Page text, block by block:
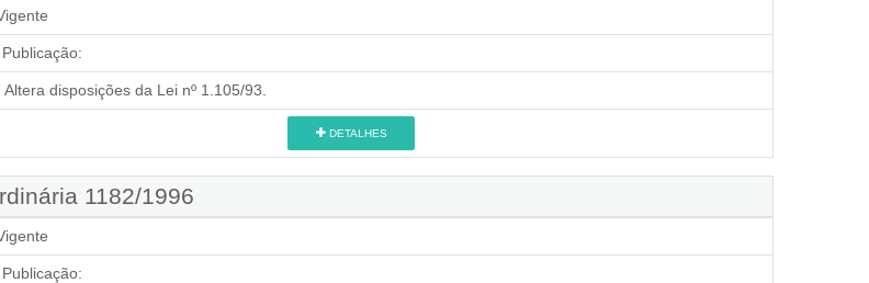
Altera disposições da Lei nº 1.105/93.
DETALHES
1182/1996